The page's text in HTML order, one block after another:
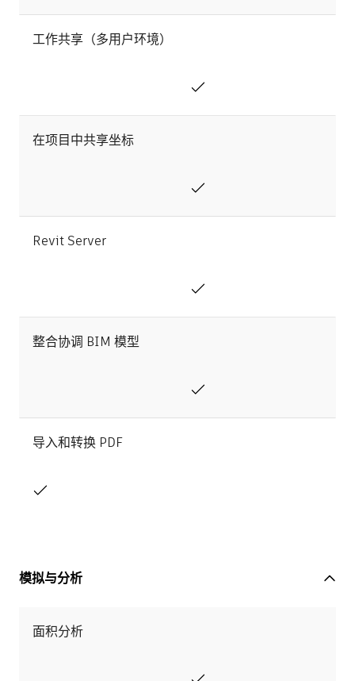
工作共享（多用户环境）
在项目中共享坐标
Revit Server
整合协调 BIM 模型
导入和转换 PDF
模拟与分析
面积分析